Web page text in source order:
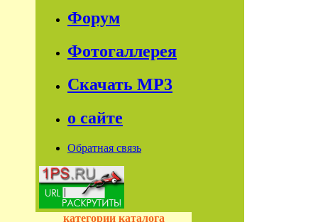
Форум
Фотогаллерея
Скачать МР3
о сайте
Обратная связь
категории каталога